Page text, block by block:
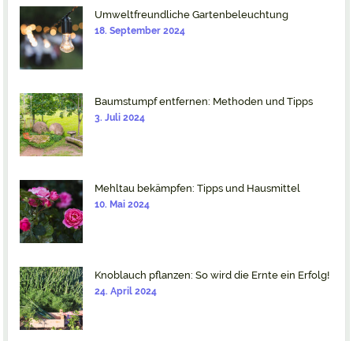
Umweltfreundliche Gartenbeleuchtung
18. September 2024
Baumstumpf entfernen: Methoden und Tipps
3. Juli 2024
Mehltau bekämpfen: Tipps und Hausmittel
10. Mai 2024
Knoblauch pflanzen: So wird die Ernte ein Erfolg!
24. April 2024